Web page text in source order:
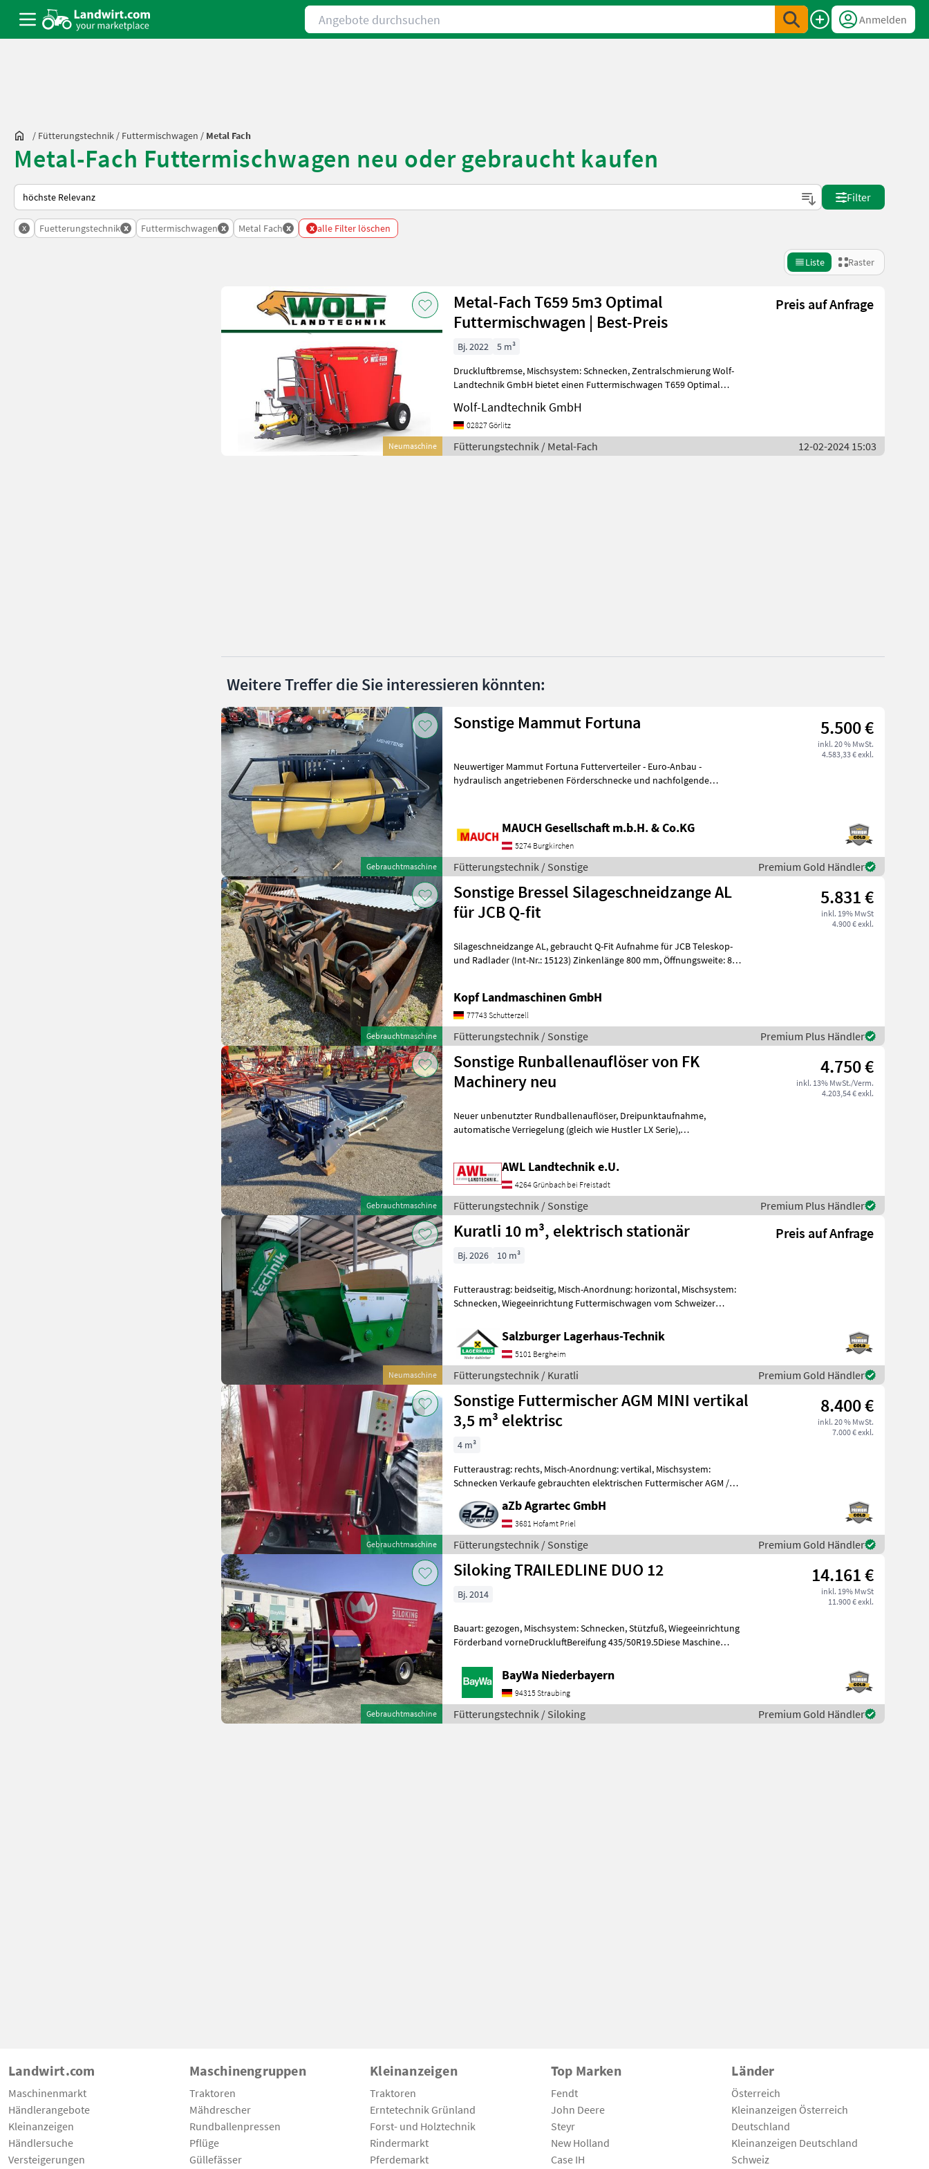
Angebote durchsuchen
Anmelden
/ Fütterungstechnik / Futtermischwagen / Metal Fach
Metal-Fach Futtermischwagen neu oder gebraucht kaufen
So wird auf Landwirt.com sortiert
Filter
x Fuetterungstechnik x Futtermischwagen x Metal Fach x x alle Filter löschen
Liste Raster
Neumaschine
Metal-Fach T659 5m3 Optimal
Futtermischwagen | Best-Preis
Preis auf Anfrage
Bj. 2022
5 m³
Druckluftbremse, Mischsystem: Schnecken, Zentralschmierung Wolf-
Landtechnik GmbH bietet einen Futtermischwagen T659 Optimal
Wolf-Landtechnik GmbH
02827 Görlitz
Fütterungstechnik / Metal-Fach 12-02-2024 15:03
Weitere Treffer die Sie interessieren könnten:
Gebrauchtmaschine
Sonstige Mammut Fortuna 5.500 €
inkl. 20 % MwSt.
4.583,33 € exkl.
Neuwertiger Mammut Fortuna Futterverteiler - Euro-Anbau -
hydraulisch angetriebenen Förderschnecke und nachfolgende
MAUCH Gesellschaft m.b.H. & Co.KG
5274 Burgkirchen
Fütterungstechnik / Sonstige Premium Gold Händler
Gebrauchtmaschine
Sonstige Bressel Silageschneidzange AL
für JCB Q-fit
5.831 €
inkl. 19% MwSt
4.900 € exkl.
Silageschneidzange AL, gebraucht Q-Fit Aufnahme für JCB Teleskop-
und Radlader (Int-Nr.: 15123) Zinkenlänge 800 mm, Öffnungsweite: 800
Kopf Landmaschinen GmbH
77743 Schutterzell
Fütterungstechnik / Sonstige Premium Plus Händler
Gebrauchtmaschine
Sonstige Runballenauflöser von FK
Machinery neu
4.750 €
inkl. 13% MwSt./Verm.
4.203,54 € exkl.
Neuer unbenutzter Rundballenauflöser, Dreipunktaufnahme,
automatische Verriegelung (gleich wie Hustler LX Serie),
AWL Landtechnik e.U.
4264 Grünbach bei Freistadt
Fütterungstechnik / Sonstige Premium Plus Händler
Neumaschine
Kuratli 10 m³, elektrisch stationär Preis auf Anfrage
Bj. 2026 10 m³
Futteraustrag: beidseitig, Misch-Anordnung: horizontal, Mischsystem:
Schnecken, Wiegeeinrichtung Futtermischwagen vom Schweizer
Salzburger Lagerhaus-Technik
5101 Bergheim
Fütterungstechnik / Kuratli Premium Gold Händler
Gebrauchtmaschine
Sonstige Futtermischer AGM MINI vertikal
3,5 m³ elektrisc
8.400 €
inkl. 20 % MwSt.
7.000 € exkl.
4 m³
Futteraustrag: rechts, Misch-Anordnung: vertikal, Mischsystem:
Schnecken Verkaufe gebrauchten elektrischen Futtermischer AGM /
aZb Agrartec GmbH
3681 Hofamt Priel
Fütterungstechnik / Sonstige Premium Gold Händler
Gebrauchtmaschine
Siloking TRAILEDLINE DUO 12 14.161 €
inkl. 19% MwSt
11.900 € exkl.
Bj. 2014
Bauart: gezogen, Mischsystem: Schnecken, Stützfuß, Wiegeeinrichtung
Förderband vorneDruckluftBereifung 435/50R19.5Diese Maschine
BayWa Niederbayern
94315 Straubing
Fütterungstechnik / Siloking Premium Gold Händler
Landwirt.com
Maschinenmarkt
Händlerangebote
Kleinanzeigen
Händlersuche
Versteigerungen
Maschinengruppen
Traktoren
Mähdrescher
Rundballenpressen
Pflüge
Güllefässer
Kleinanzeigen
Traktoren
Erntetechnik Grünland
Forst- und Holztechnik
Rindermarkt
Pferdemarkt
Top Marken
Fendt
John Deere
Steyr
New Holland
Case IH
Länder
Österreich
Kleinanzeigen Österreich
Deutschland
Kleinanzeigen Deutschland
Schweiz